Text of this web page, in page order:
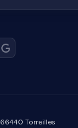
66440 Torreilles